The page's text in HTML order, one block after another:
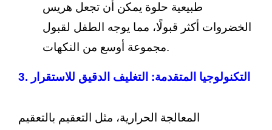
طبيعية حلوة يمكن أن تجعل هريس
الخضروات أكثر قبولًا، مما يوجه الطفل لقبول
مجموعة أوسع من النكهات.
3. التكنولوجيا المتقدمة: التغليف الدقيق للاستقرار
المعالجة الحرارية، مثل التعقيم بالتعقيم